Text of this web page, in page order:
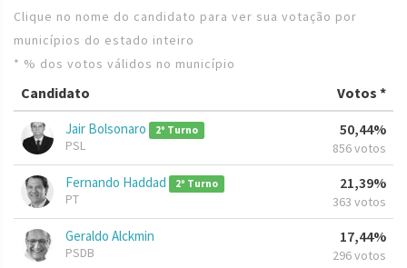
Clique no nome do candidato para ver sua votação por
municípios do estado inteiro
* % dos votos válidos no município
Candidato Votos *
Jair Bolsonaro 2º Turno
PSL
50,44%
856 votos
Fernando Haddad 2º Turno
PT
21,39%
363 votos
Geraldo Alckmin
PSDB
17,44%
296 votos